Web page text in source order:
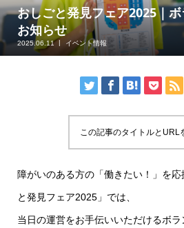
おしごと発見フェア2025｜
お知らせ
2025.06.11 イベント情報
この記事のタイトルとURL
障がいのある方の「働きたい！」を
と発見フェア2025」では、
当日の運営をお手伝いいただけるボ